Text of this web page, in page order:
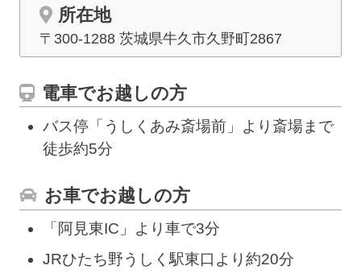
所在地
〒300-1288 茨城県牛久市久野町2867
電車でお越しの方
バス停「うしくあみ斎場前」より斎場まで
徒歩約5分
お車でお越しの方
「阿見東IC」より車で3分
JRひたち野うしく駅東口より約20分